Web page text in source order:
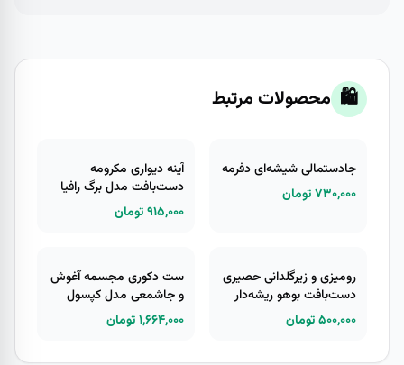
🛍️ محصولات مرتبط
جادستمالی شیشه‌ای دفرمه
۷۳۰,۰۰۰ تومان
آینه دیواری مکرومه
دست‌بافت مدل برگ رافیا
۹۱۵,۰۰۰ تومان
رومیزی و زیرگلدانی حصیری
دست‌بافت بوهو ریشه‌دار
۵۰۰,۰۰۰ تومان
ست دکوری مجسمه آغوش
و جاشمعی مدل کپسول
عشق
۱,۶۶۴,۰۰۰ تومان